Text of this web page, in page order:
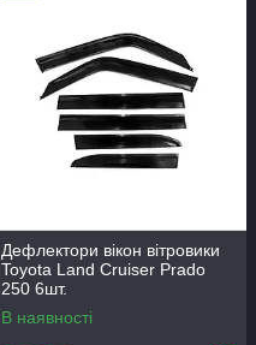
Дефлектори вікон вітровики
Toyota Land Cruiser Prado
250 6шт.
В наявності